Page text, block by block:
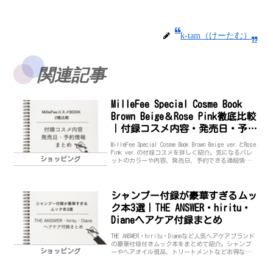
k-tam（けーたむ）
関連記事
ショッピング
MilleFee Special Cosme Book
Brown Beige＆Rose Pink徹底比較
｜付録コスメ内容・発売日・予約
情報まとめMilleFee初のブランド
ムックが登場！
MilleFee Special Cosme Book Brown Beige ver.とRose
Pink ver.の付録コスメを詳しく紹介。気になるパレ
ットのカラーや内容、発売日、予約できる通販情報
ショッピング
シャンプー付録が豪華すぎるムッ
ク本3選｜THE ANSWER・hiritu・
Dianeヘアケア付録まとめ
THE ANSWER・hiritu・Dianeなど人気ヘアケアブランド
の豪華付録付きムック本をまとめて紹介。シャンプ
ーやヘアオイル現品、トリートメントなどお得なヘ